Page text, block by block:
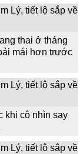
thai ở tháng
mái hơn trước
khi cô nhìn say